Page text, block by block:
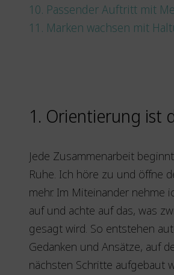
10. Passender Auftritt mit
11. Marken wachsen mit
1. Orientierung ist
Jede Zusammenarbeit
Ruhe. Ich höre zu und öffne
mehr. Im Miteinander nehme
auf und achte auf das, was
gesagt wird. So entstehen
Gedanken und Ansätze, auf
nächsten Schritte aufgebaut